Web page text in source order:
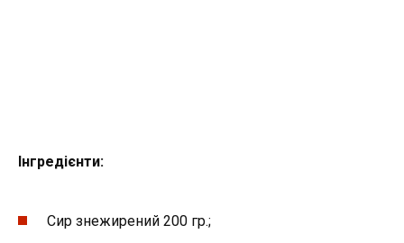
Інгредієнти:
Сир знежирений 200 гр.;